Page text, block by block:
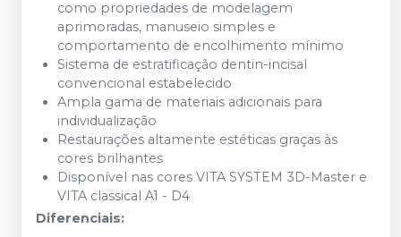
como propriedades de modelagem
aprimoradas, manuseio simples e
comportamento de encolhimento mínimo
Sistema de estratificação dentin-incisal
convencional estabelecido
Ampla gama de materiais adicionais para
individualização
Restaurações altamente estéticas graças às
cores brilhantes
Disponível nas cores VITA SYSTEM 3D-Master e
VITA classical A1 - D4
Diferenciais: